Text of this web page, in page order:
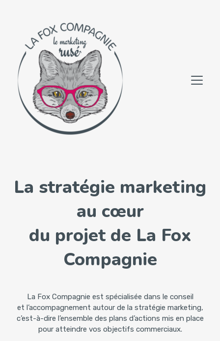
La stratégie marketing
au cœur
du projet de La Fox
Compagnie
La Fox Compagnie est spécialisée dans le conseil
et l’accompagnement autour de la stratégie marketing,
c’est-à-dire l’ensemble des plans d’actions mis en place
pour atteindre vos objectifs commerciaux.